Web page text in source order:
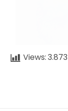
Views:3.873